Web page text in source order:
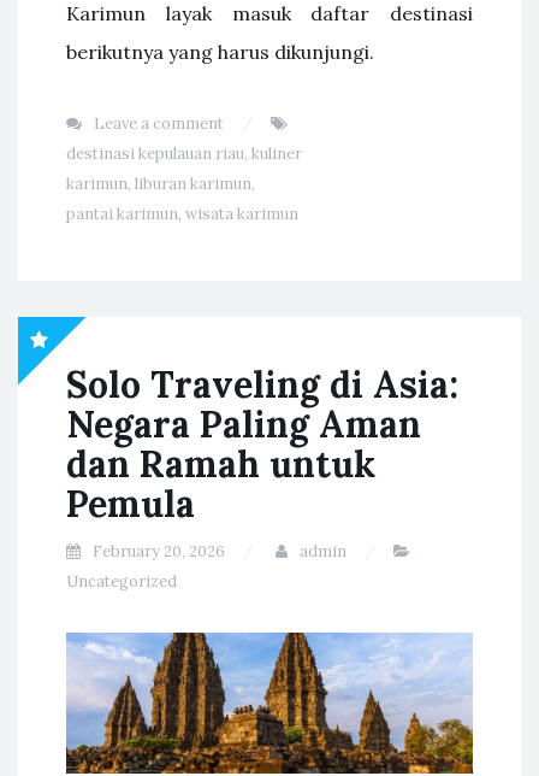
Karimun layak masuk daftar destinasi
berikutnya yang harus dikunjungi.
Leave a comment
destinasi kepulauan riau, kuliner
karimun, liburan karimun,
pantai karimun, wisata karimun
Solo Traveling di Asia:
Negara Paling Aman
dan Ramah untuk
Pemula
February 20, 2026
admin
Uncategorized